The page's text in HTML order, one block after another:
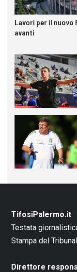
Lavori per il nuovo
avanti
TifosiPalermo.it
Testata
Stampa del
Direttore